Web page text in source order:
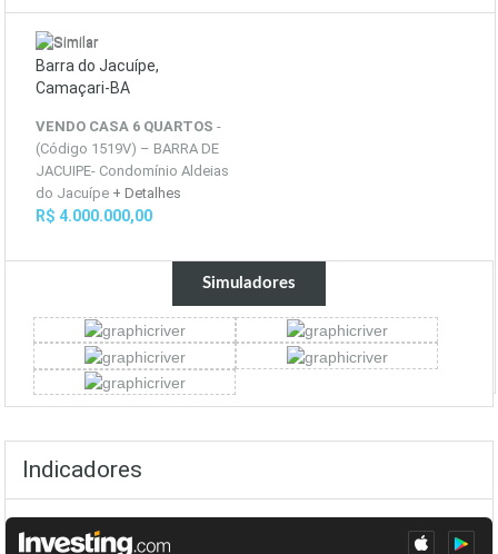
Barra do Jacuípe,
Camaçari-BA
VENDO CASA 6 QUARTOS -
(Código 1519V) – BARRA DE
JACUIPE- Condomínio Aldeias
do Jacuípe + Detalhes
R$ 4.000.000,00
Simuladores
Indicadores